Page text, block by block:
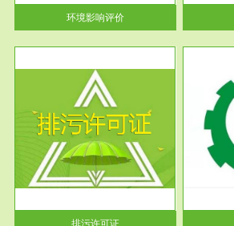
环境影响评价
告书、...
排污许可证
服务范围
应急预案
根据《中华人民共和国环境保护
法》第十九条 企业事业单位应
当按照...